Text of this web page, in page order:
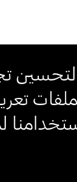
البريدية